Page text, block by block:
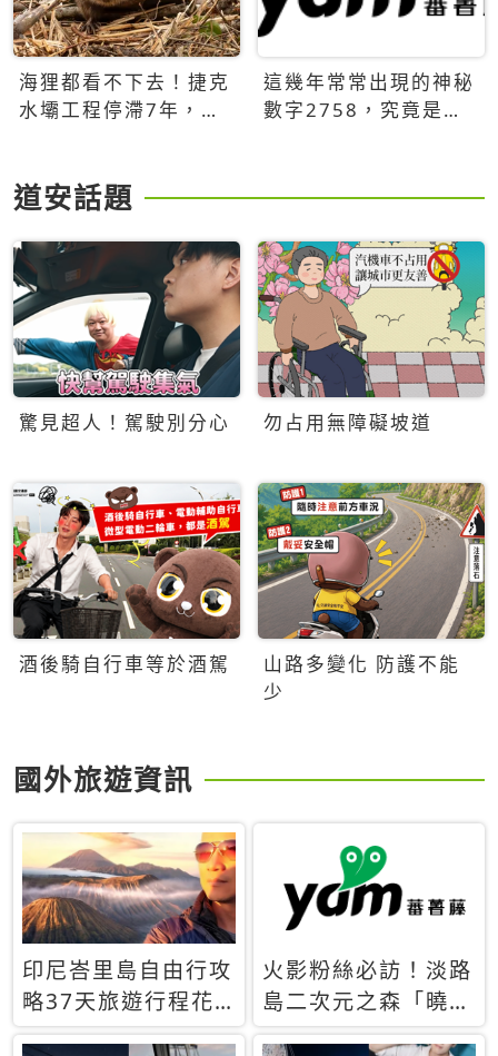
海狸都看不下去！捷克
水壩工程停滯7年，海
這幾年常常出現的神秘
數字2758，究竟是什
道安話題
驚見超人！駕駛別分心 勿占用無障礙坡道
酒後騎自行車等於酒駕
山路多變化 防護不能
少
國外旅遊資訊
印尼峇里島自由行攻
略37天旅遊行程花
費5萬台幣 ❤️別等退
火影粉絲必訪！淡路
島二次元之森「曉」
解謎任務9月起全面